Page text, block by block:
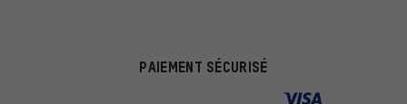
PAIEMENT SÉCURISÉ